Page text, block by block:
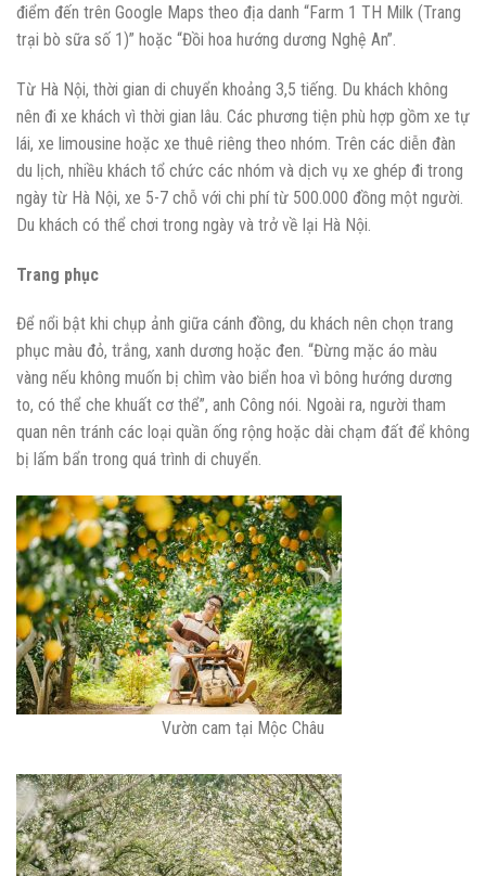
điểm đến trên Google Maps theo địa danh “Farm 1 TH Milk (Trang
trại bò sữa số 1)” hoặc “Đồi hoa hướng dương Nghệ An”.
Từ Hà Nội, thời gian di chuyển khoảng 3,5 tiếng. Du khách không
nên đi xe khách vì thời gian lâu. Các phương tiện phù hợp gồm xe tự
lái, xe limousine hoặc xe thuê riêng theo nhóm. Trên các diễn đàn
du lịch, nhiều khách tổ chức các nhóm và dịch vụ xe ghép đi trong
ngày từ Hà Nội, xe 5-7 chỗ với chi phí từ 500.000 đồng một người.
Du khách có thể chơi trong ngày và trở về lại Hà Nội.
Trang phục
Để nổi bật khi chụp ảnh giữa cánh đồng, du khách nên chọn trang
phục màu đỏ, trắng, xanh dương hoặc đen. “Đừng mặc áo màu
vàng nếu không muốn bị chìm vào biển hoa vì bông hướng dương
to, có thể che khuất cơ thể”, anh Công nói. Ngoài ra, người tham
quan nên tránh các loại quần ống rộng hoặc dài chạm đất để không
bị lấm bẩn trong quá trình di chuyển.
Vườn cam tại Mộc Châu